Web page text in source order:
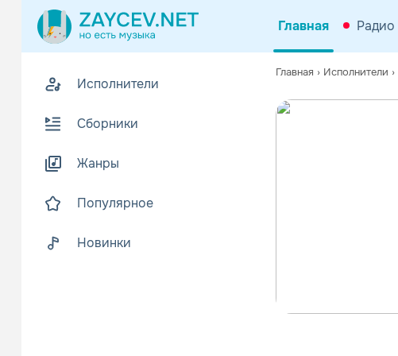
Главная Радио
Исполнители
Сборники
Жанры
Популярное
Новинки
Главная › Исполнители ›